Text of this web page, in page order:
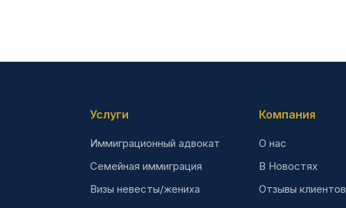
Услуги
Иммиграционный адвокат
Семейная иммиграция
Визы невесты/жениха
Компания
О нас
В Новостях
Отзывы клиентов